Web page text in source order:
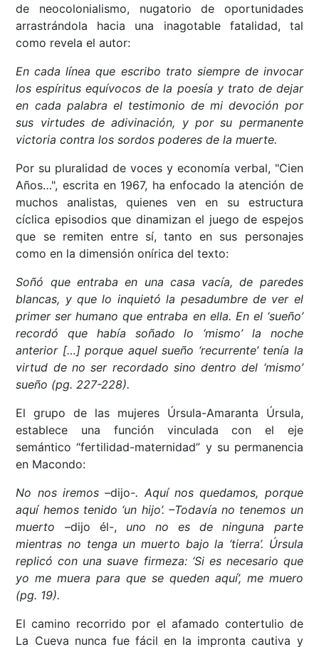
de neocolonialismo, nugatorio de oportunidades
arrastrándola hacia una inagotable fatalidad, tal
como revela el autor:
En cada línea que escribo trato siempre de invocar
los espíritus equívocos de la poesía y trato de dejar
en cada palabra el testimonio de mi devoción por
sus virtudes de adivinación, y por su permanente
victoria contra los sordos poderes de la muerte.
Por su pluralidad de voces y economía verbal, "Cien
Años…", escrita en 1967, ha enfocado la atención de
muchos analistas, quienes ven en su estructura
cíclica episodios que dinamizan el juego de espejos
que se remiten entre sí, tanto en sus personajes
como en la dimensión onírica del texto:
Soñó que entraba en una casa vacía, de paredes
blancas, y que lo inquietó la pesadumbre de ver el
primer ser humano que entraba en ella. En el ‘sueño’
recordó que había soñado lo ‘mismo’ la noche
anterior […] porque aquel sueño ‘recurrente’ tenía la
virtud de no ser recordado sino dentro del ‘mismo’
sueño (pg. 227-228).
El grupo de las mujeres Úrsula-Amaranta Úrsula,
establece una función vinculada con el eje
semántico “fertilidad-maternidad” y su permanencia
en Macondo:
No nos iremos –dijo-. Aquí nos quedamos, porque
aquí hemos tenido ‘un hijo’. –Todavía no tenemos un
muerto –dijo él-, uno no es de ninguna parte
mientras no tenga un muerto bajo la ‘tierra’. Úrsula
replicó con una suave firmeza: ‘Si es necesario que
yo me muera para que se queden aquí’, me muero
(pg. 19).
El camino recorrido por el afamado contertulio de
La Cueva nunca fue fácil en la impronta cautiva y